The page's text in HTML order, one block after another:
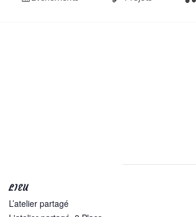
LIEU
L’atelier partagé